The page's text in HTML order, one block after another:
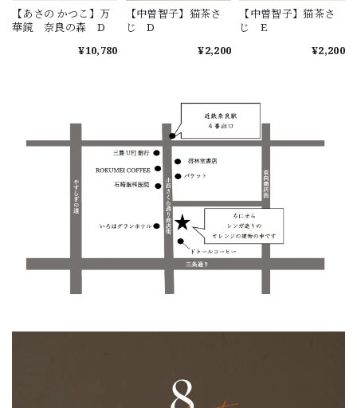
【あさの かつこ】万
華鏡 奈良の森 D
¥10,780
【中曽智子】猫茶さ
じ D
¥2,200
【中曽智子】猫茶さ
じ E
¥2,200